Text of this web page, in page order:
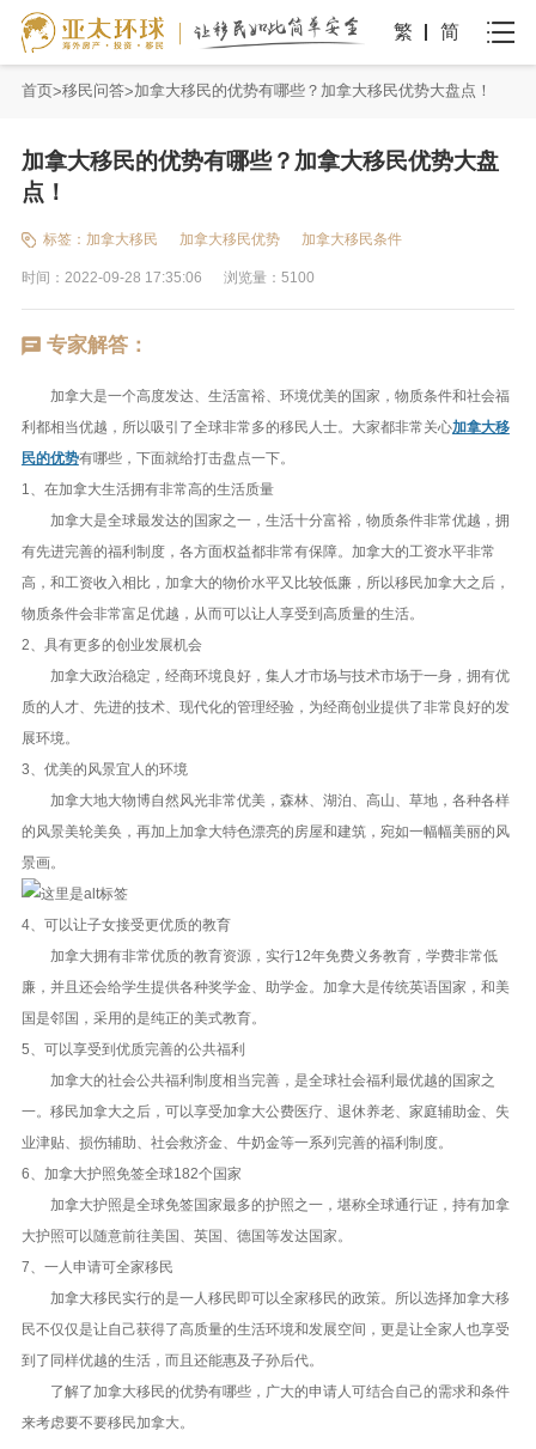
繁 简
首页 移民问答 加拿大移民的优势有哪些？加拿大移民优势大盘点！
加拿大移民的优势有哪些？加拿大移民优势大盘
点！
标签： 加拿大移民 加拿大移民优势 加拿大移民条件
时间：2022-09-28 17:35:06 浏览量：5100
专家解答：
加拿大是一个高度发达、生活富裕、环境优美的国家，物质条件和社会福
利都相当优越，所以吸引了全球非常多的移民人士。大家都非常关心加拿大移
民的优势有哪些，下面就给打击盘点一下。
1、在加拿大生活拥有非常高的生活质量
加拿大是全球最发达的国家之一，生活十分富裕，物质条件非常优越，拥
有先进完善的福利制度，各方面权益都非常有保障。加拿大的工资水平非常
高，和工资收入相比，加拿大的物价水平又比较低廉，所以移民加拿大之后，
物质条件会非常富足优越，从而可以让人享受到高质量的生活。
2、具有更多的创业发展机会
加拿大政治稳定，经商环境良好，集人才市场与技术市场于一身，拥有优
质的人才、先进的技术、现代化的管理经验，为经商创业提供了非常良好的发
展环境。
3、优美的风景宜人的环境
加拿大地大物博自然风光非常优美，森林、湖泊、高山、草地，各种各样
的风景美轮美奂，再加上加拿大特色漂亮的房屋和建筑，宛如一幅幅美丽的风
景画。
4、可以让子女接受更优质的教育
加拿大拥有非常优质的教育资源，实行12年免费义务教育，学费非常低
廉，并且还会给学生提供各种奖学金、助学金。加拿大是传统英语国家，和美
国是邻国，采用的是纯正的美式教育。
5、可以享受到优质完善的公共福利
加拿大的社会公共福利制度相当完善，是全球社会福利最优越的国家之
一。移民加拿大之后，可以享受加拿大公费医疗、退休养老、家庭辅助金、失
业津贴、损伤辅助、社会救济金、牛奶金等一系列完善的福利制度。
6、加拿大护照免签全球182个国家
加拿大护照是全球免签国家最多的护照之一，堪称全球通行证，持有加拿
大护照可以随意前往美国、英国、德国等发达国家。
7、一人申请可全家移民
加拿大移民实行的是一人移民即可以全家移民的政策。所以选择加拿大移
民不仅仅是让自己获得了高质量的生活环境和发展空间，更是让全家人也享受
到了同样优越的生活，而且还能惠及子孙后代。
了解了加拿大移民的优势有哪些，广大的申请人可结合自己的需求和条件
来考虑要不要移民加拿大。